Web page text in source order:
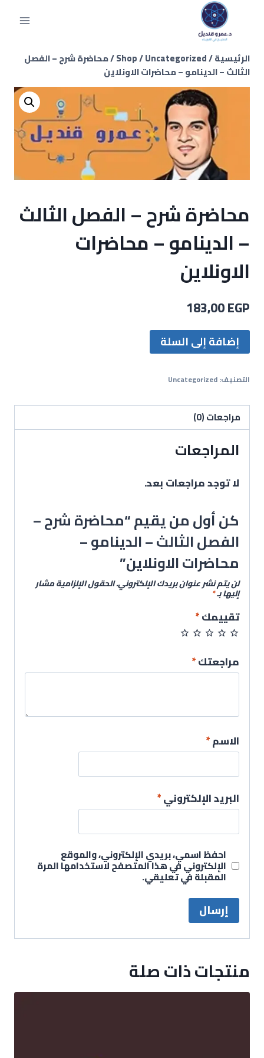
الرئيسية/
Shop/Uncategorized
/محاضرة شرح – الفصل
الثالث – الدينامو – محاضرات الاونلاين
محاضرة شرح – الفصل الثالث
– الدينامو – محاضرات
الاونلاين
183,00EGP
إضافة إلى السلة
التصنيف:Uncategorized
مراجعات (0)
المراجعات
لا توجد مراجعات بعد.
كن أول من يقيم “محاضرة شرح –
الفصل الثالث – الدينامو –
محاضرات الاونلاين”
لن يتم نشر عنوان بريدك الإلكتروني.الحقول الإلزامية مشار
إليها بـ*
تقييمك*
مراجعتك*
الاسم*
البريد الإلكتروني*
احفظ اسمي، بريدي الإلكتروني، والموقع
الإلكتروني في هذا المتصفح لاستخدامها المرة
المقبلة في تعليقي.
منتجات ذات صلة